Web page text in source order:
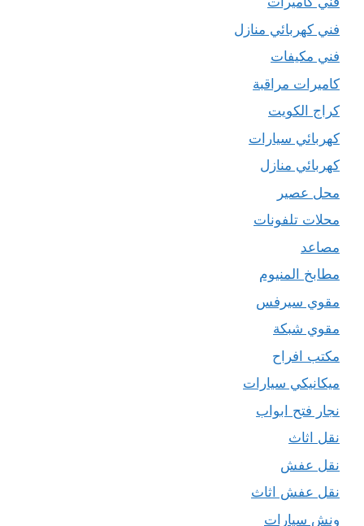
فني كهربائي منازل
فني مكيفات
كاميرات مراقبة
كراج الكويت
كهربائي سيارات
كهربائي منازل
محل عصير
محلات تلفونات
مصاعد
مطابخ المنيوم
مقوي سيرفس
مقوي شبكة
مكتب افراح
ميكانيكي سيارات
نجار فتح ابواب
نقل اثاث
نقل عفش
نقل عفش اثاث
ونش سيارات